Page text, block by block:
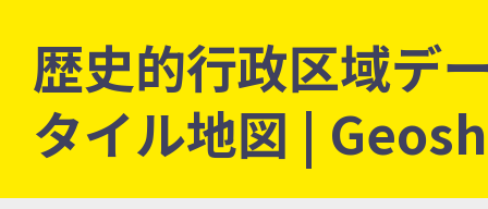
歴史的行政区域デ
タイル地図 |